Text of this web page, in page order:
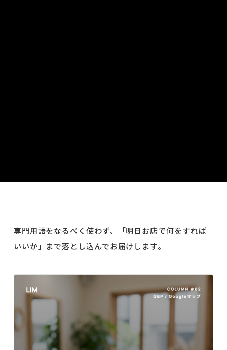
専門用語をなるべく使わず、「明日お店で何をすれば
いいか」まで落とし込んでお届けします。